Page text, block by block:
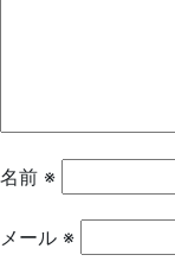
名前 ※
メール ※